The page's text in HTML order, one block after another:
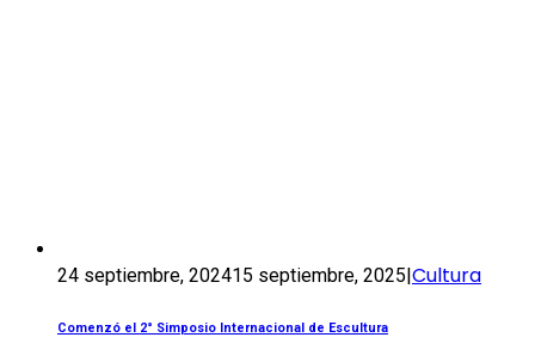
24 septiembre, 202415 septiembre, 2025|Cultura
Comenzó el 2° Simposio Internacional de Escultura